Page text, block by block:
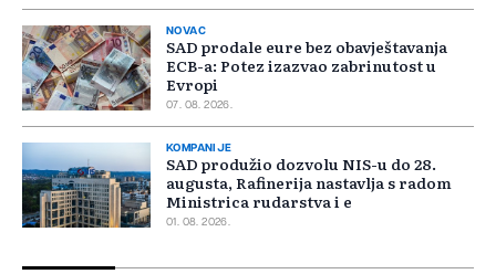
NOVAC
SAD prodale eure bez obavještavanja
ECB-a: Potez izazvao zabrinutost u
Evropi
07. 08. 2026.
KOMPANIJE
SAD produžio dozvolu NIS-u do 28.
augusta, Rafinerija nastavlja s radom
Ministrica rudarstva i e
01. 08. 2026.